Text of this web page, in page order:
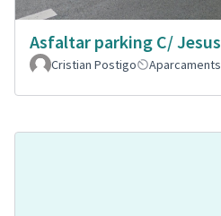
Asfaltar parking C/ Jesus
Cristian Postigo
Aparcaments